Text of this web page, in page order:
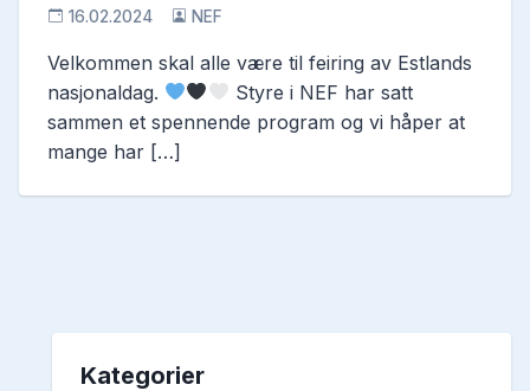
16.02.2024 NEF
Velkommen skal alle være til feiring av Estlands
nasjonaldag.
Styre i NEF har satt
sammen et spennende program og vi håper at
mange har […]
Kategorier